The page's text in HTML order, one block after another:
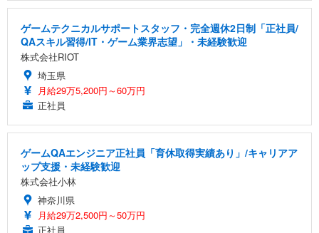
ゲームテクニカルサポートスタッフ・完全週休2日制「正社員/
QAスキル習得/IT・ゲーム業界志望」・未経験歓迎
株式会社RIOT
埼玉県
月給29万5,200円～60万円
正社員
ゲームQAエンジニア正社員「育休取得実績あり」/キャリアア
ップ支援・未経験歓迎
株式会社小林
神奈川県
月給29万2,500円～50万円
正社員